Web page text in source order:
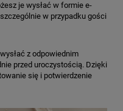
je wysłać w formie e-
w przypadku gości
z odpowiednim
przed uroczystością. Dzięki
się i potwierdzenie